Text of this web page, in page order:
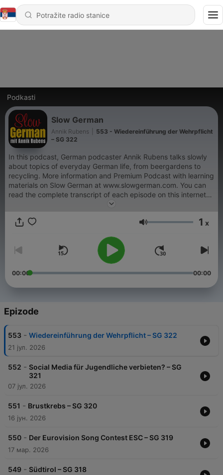
Podkasti
Slow German
Annik Rubens
553 - Wiedereinführung der Wehrpflicht
– SG 322
In this podcast, German podcaster Annik Rubens talks slowly
about topics of everyday German life, from beergardens to
recycling. More information and Premium Podcast with learning
materials on Slow German at www.slowgerman.com. You can
read the complete transcript of each episode on this internet-
Jačina zvuka 1 x
00:00 00:00
Epizode
553 - Wiedereinführung der Wehrpflicht – SG 322
21 јул. 2026
552 - Social Media für Jugendliche verbieten? – SG
321
07 јул. 2026
551 - Brustkrebs – SG 320
16 јун. 2026
550 - Der Eurovision Song Contest ESC – SG 319
17 мар. 2026
549 - Südtirol – SG 318